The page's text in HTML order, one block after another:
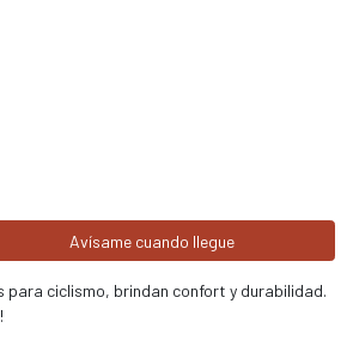
Avísame cuando llegue
para ciclismo, brindan confort y durabilidad.